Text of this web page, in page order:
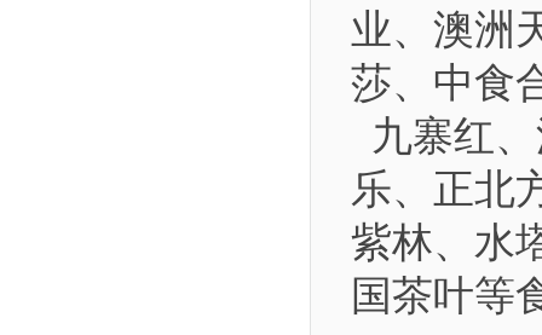
业、澳洲
莎、中食
九寨红
乐、正北
紫林、水
国茶叶等